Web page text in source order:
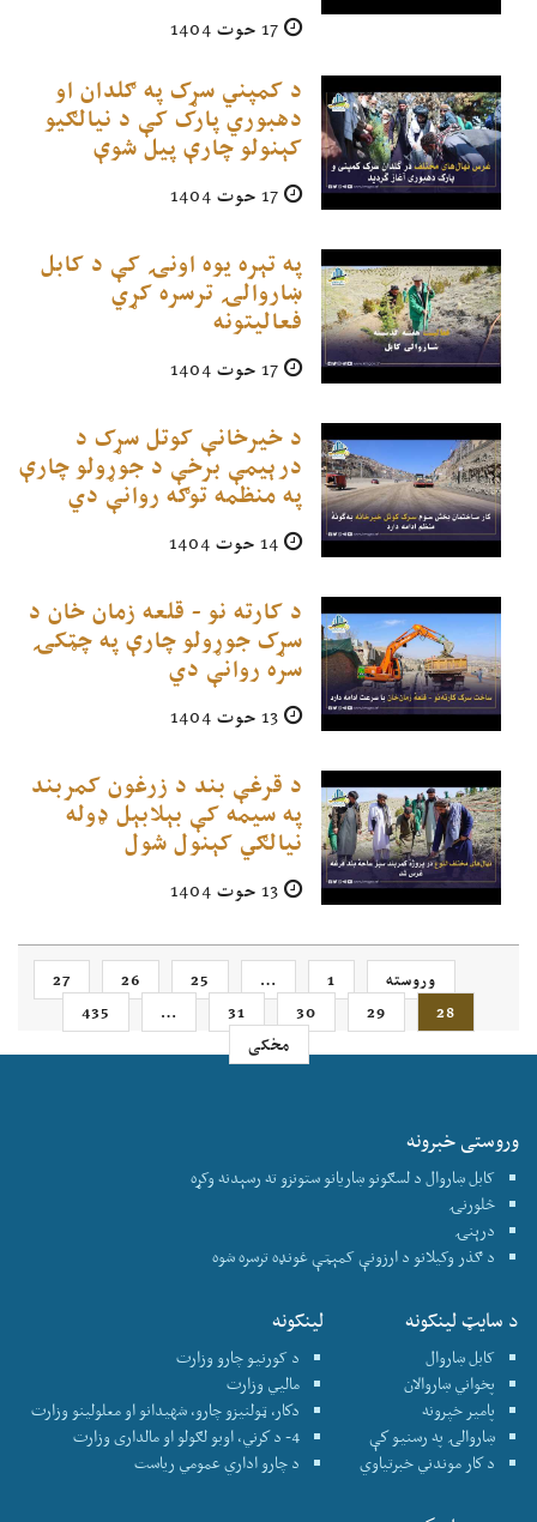
د کمپني سړک په ګلدان او
دهبوري پارک کې د نیالګيو
کېنولو چارې پیل شوې
په تېره یوه اونۍ کې د کابل
ښاروالۍ ترسره کړي
فعالیتونه
د خیرخانې کوتل سړک د
درېیمې برخې د جوړولو چارې
په منظمه توګه روانې دي
د کارته نو - قلعه زمان خان د
سړک جوړولو چارې په چټکۍ
سره روانې دي
د قرغې بند د زرغون کمربند
په سیمه کې بېلابېل ډوله
نیالګي کېنول شول
وروسته 1
…
25
26
27
28
29
30
31
…
435
مخکی
وروستی خبرونه
کابل ښاروال د لسګونو ښاریانو ستونزو ته رسېدنه وکړه
څلورنۍ
درېنۍ
د ګذر وکیلانو د ارزونې کمېټې غونډه ترسره شوه
د سایټ لینکونه
کابل ښاروال
پخواني ښاروالان
پامير خپرونه
ښاروالۍ په رسنيو كې
د كار موندني خبرتياوي
لینکونه
د کورنیو چارو وزارت
ماليي وزارت
دكار، ټولنيزو چارو، شهيدانو او معلولينو وزارت
4- د كرني، اوبو لګولو او مالداری وزارت
د چارو اداري عمومي رياست